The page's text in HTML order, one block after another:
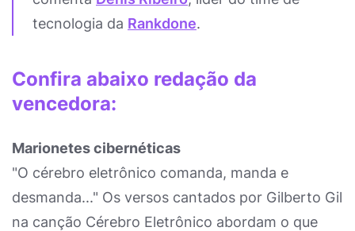
tecnologia da Rankdone.
Confira abaixo redação da
vencedora:
Marionetes cibernéticas
"O cérebro eletrônico comanda, manda e
desmanda..." Os versos cantados por Gilberto Gil
na canção Cérebro Eletrônico abordam o que